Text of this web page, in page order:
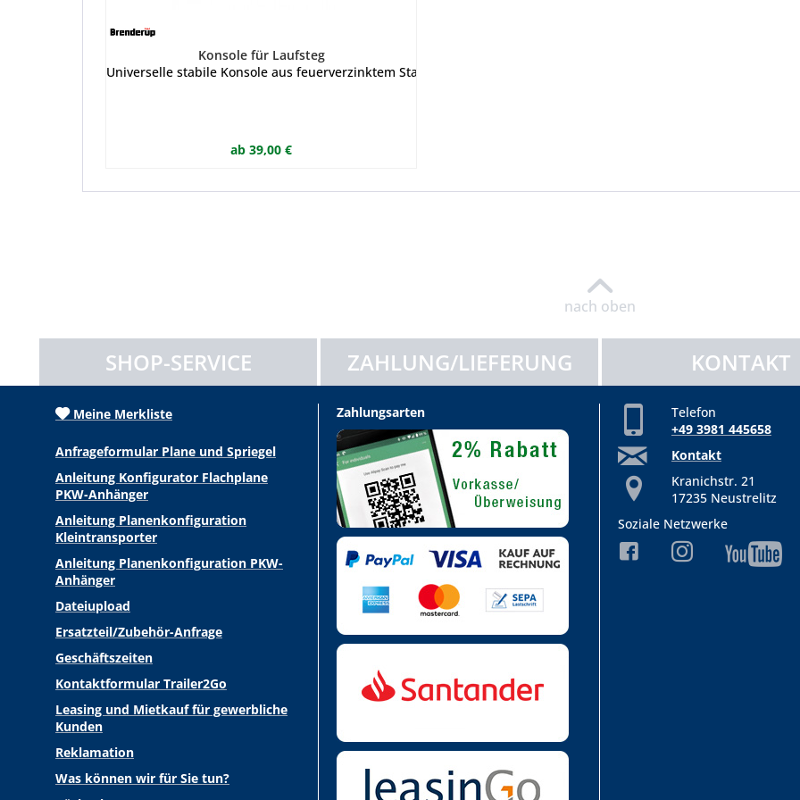
Konsole für Laufsteg
Universelle stabile Konsole aus feuerverzinktem Stahl für die Befestigung eines Laufsteges oder anderer
ab 39,00 €
nach oben
SHOP-SERVICE ZAHLUNG/LIEFERUNG KONTAKT
Meine Merkliste
Anfrageformular Plane und Spriegel
Anleitung Konfigurator Flachplane
PKW-Anhänger
Anleitung Planenkonfiguration
Kleintransporter
Anleitung Planenkonfiguration PKW-
Anhänger
Dateiupload
Ersatzteil/Zubehör-Anfrage
Geschäftszeiten
Kontaktformular Trailer2Go
Leasing und Mietkauf für gewerbliche
Kunden
Reklamation
Was können wir für Sie tun?
Zahlungsarten
Telefon
+49 3981 445658
Kontakt
Kranichstr. 21
17235 Neustrelitz
Soziale Netzwerke